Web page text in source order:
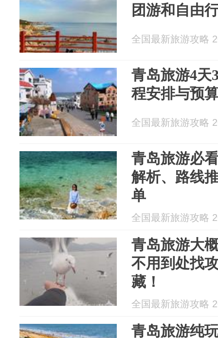
团游和自由
全国最新旅游攻略
青岛旅游4天
程安排与预
全国最新旅游攻略
青岛旅游必
解析、路线
单
全国最新旅游攻略
青岛旅游大
不用到处找
藏！
全国最新旅游攻略
青岛旅游纯